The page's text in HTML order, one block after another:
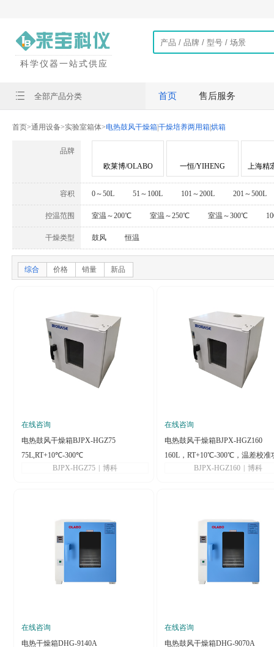
科学仪器一站式供应
全部产品分类 首页 售后服务
首页>通用设备>实验室箱体>电热鼓风干燥箱 干燥培养两用箱 烘箱
品牌
欧莱博/OLABO
一恒/YIHENG 上海精
容积 0～50L 51～100L 101～200L 201～500L
控温范围 室温～200℃ 室温～250℃ 室温～300℃
干燥类型 鼓风 恒温
综合 价格 销量 新品
在线咨询
电热鼓风干燥箱BJPX-HGZ75
75L,RT+10℃-300℃
BJPX-HGZ75
博科
在线咨询
电热鼓风干燥箱BJPX-HGZ160
160L，RT+10℃-300℃，温差校准
能，超温报警以及自动故障检测
BJPX-HGZ160 博科
在线咨询
电热干燥箱DHG-9140A
在线咨询
电热鼓风干燥箱DHG-9070A